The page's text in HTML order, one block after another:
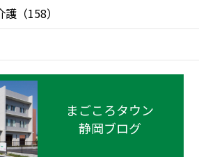
護 （158）
まごころタウン
静岡ブログ